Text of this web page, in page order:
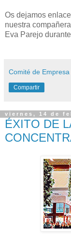
Os dejamos
nuestra
Eva Parejo
Comité de Empresa
Compartir
viernes, 14 de
ÉXITO DE